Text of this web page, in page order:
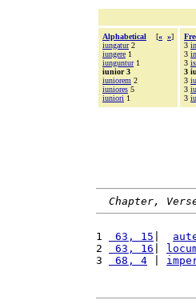
Alphabetical [« »]
iungatur2
iungere 1
iunguntur1
iunior 3
iuniorem 2
iuniores 5
iuniori 1
3
3
3
3
3
3
3
Chapter,
1 63, 15
2
63, 16
3
68, 4